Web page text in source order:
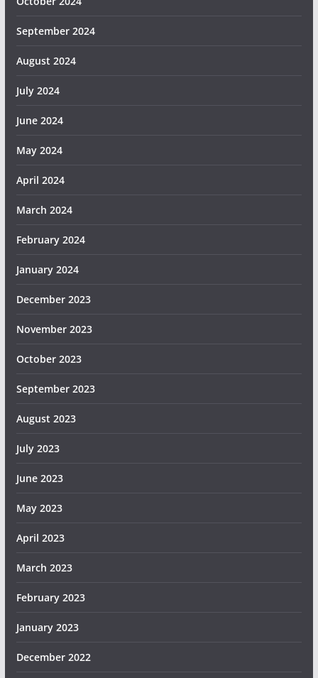
September 2024
August 2024
July 2024
June 2024
May 2024
April 2024
March 2024
February 2024
January 2024
December 2023
November 2023
October 2023
September 2023
August 2023
July 2023
June 2023
May 2023
April 2023
March 2023
February 2023
January 2023
December 2022